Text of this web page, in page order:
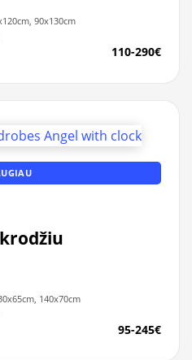
90x130cm
110-290€
140x70cm
95-245€